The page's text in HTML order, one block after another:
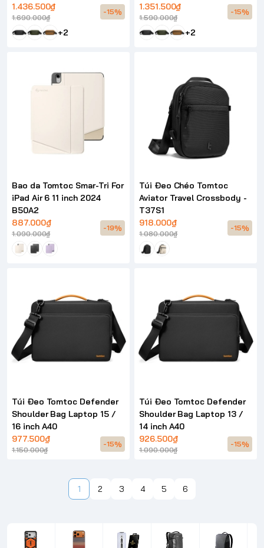
1.436.500₫
1.690.000₫
-15%
+2
1.351.500₫
1.590.000₫
-15%
+2
Bao da Tomtoc Smar-Tri For
iPad Air 6 11 inch 2024
B50A2
887.000₫
1.090.000₫
-19%
Túi Đeo Chéo Tomtoc
Aviator Travel Crossbody -
T37S1
918.000₫
1.080.000₫
-15%
Túi Đeo Tomtoc Defender
Shoulder Bag Laptop 15 /
16 inch A40
977.500₫
1.150.000₫
-15%
Túi Đeo Tomtoc Defender
Shoulder Bag Laptop 13 /
14 inch A40
926.500₫
1.090.000₫
-15%
1 2 3 4 5 6